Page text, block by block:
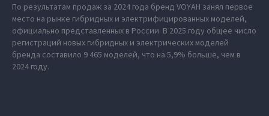
По результатам продаж за 2024 года бренд VOYAH занял первое
место на рынке гибридных и электрифицированных моделей,
официально представленных в России. В 2025 году общее число
регистраций новых гибридных и электрических моделей
бренда составило 9 465 моделей, что на 5,9% больше, чем в
2024 году.